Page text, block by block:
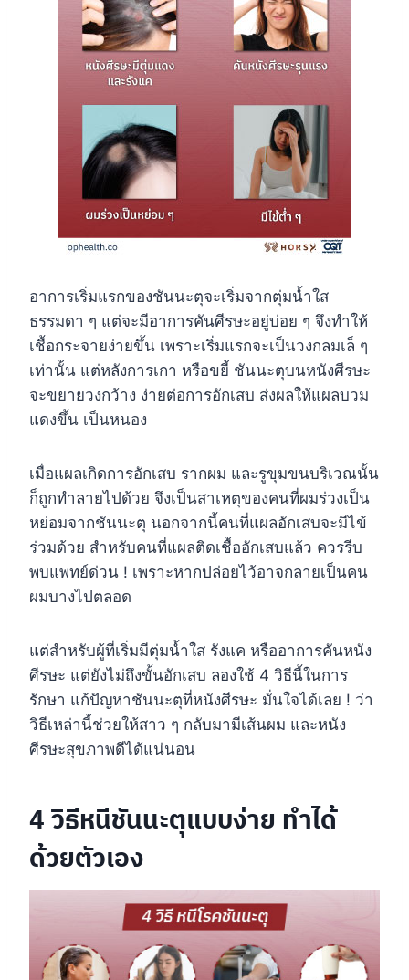
อาการเริ่มแรกของชันนะตุจะเริ่มจากตุ่มน้ำใส
ธรรมดา ๆ แต่จะมีอาการคันศีรษะอยู่บ่อย ๆ จึงทำให้
เชื้อกระจายง่ายขึ้น เพราะเริ่มแรกจะเป็นวงกลมเล็ ๆ
เท่านั้น แต่หลังการเกา หรือขยี้ ชันนะตุบนหนังศีรษะ
จะขยายวงกว้าง ง่ายต่อการอักเสบ ส่งผลให้แผลบวม
แดงขึ้น เป็นหนอง
เมื่อแผลเกิดการอักเสบ รากผม และรูขุมขนบริเวณนั้น
ก็ถูกทำลายไปด้วย จึงเป็นสาเหตุของคนที่ผมร่วงเป็น
หย่อมจากชันนะตุ นอกจากนี้คนที่แผลอักเสบจะมีไข้
ร่วมด้วย สำหรับคนที่แผลติดเชื้ออักเสบแล้ว ควรรีบ
พบแพทย์ด่วน ! เพราะหากปล่อยไว้อาจกลายเป็นคน
ผมบางไปตลอด
แต่สำหรับผู้ที่เริ่มมีตุ่มน้ำใส รังแค หรืออาการคันหนัง
ศีรษะ แต่ยังไม่ถึงขั้นอักเสบ ลองใช้ 4 วิธีนี้ในการ
รักษา แก้ปัญหาชันนะตุที่หนังศีรษะ มั่นใจได้เลย ! ว่า
วิธีเหล่านี้ช่วยให้สาว ๆ กลับมามีเส้นผม และหนัง
ศีรษะสุขภาพดีได้แน่นอน
4 วิธีหนีชันนะตุแบบง่าย ทำได้
ด้วยตัวเอง